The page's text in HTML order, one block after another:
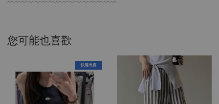
﹋﹋﹋﹋﹋﹋﹋﹋﹋﹋﹋﹋﹋﹋﹋﹋
您可能也喜歡
快速出貨